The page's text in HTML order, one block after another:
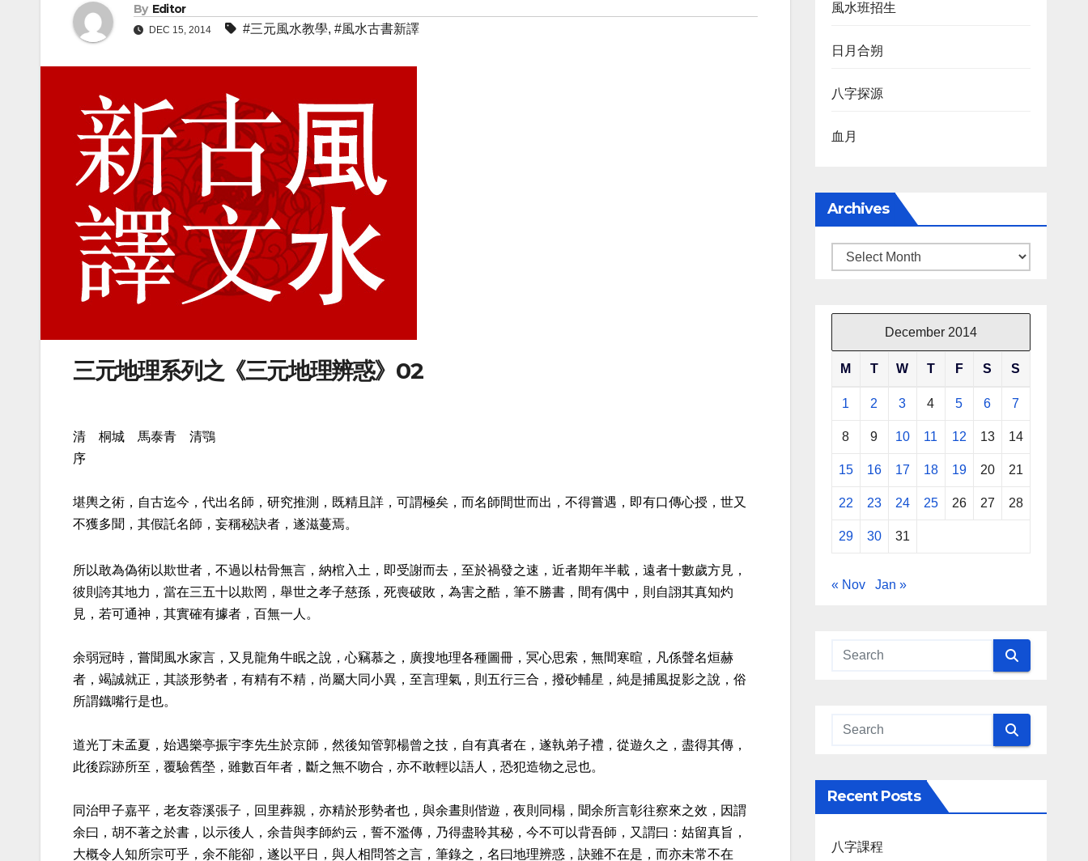
By Editor
DEC 15, 2014 #三元風水教學, #風水古書新譯
三元地理系列之《三元地理辨惑》02
清 桐城 馬泰青 清鶚
序
堪輿之術，自古迄今，代出名師，研究推測，既精且詳，可謂極矣，而名師間世而出，不得嘗遇，即有口傳心授，世又
不獲多聞，其假託名師，妄稱秘訣者，遂滋蔓焉。
所以敢為偽術以欺世者，不過以枯骨無言，納棺入土，即受謝而去，至於禍發之速，近者期年半載，遠者十數歲方見，
彼則誇其地力，當在三五十以欺罔，舉世之孝子慈孫，死喪破敗，為害之酷，筆不勝書，間有偶中，則自詡其真知灼
見，若可通神，其實確有據者，百無一人。
余弱冠時，嘗聞風水家言，又見龍角牛眠之說，心竊慕之，廣搜地理各種圖冊，冥心思索，無間寒暄，凡係聲名烜赫
者，竭誠就正，其談形勢者，有精有不精，尚屬大同小異，至言理氣，則五行三合，撥砂輔星，純是捕風捉影之說，俗
所謂鐡嘴行是也。
道光丁未孟夏，始遇樂亭振宇李先生於京師，然後知管郭楊曾之技，自有真者在，遂執弟子禮，從遊久之，盡得其傳，
此後踪跡所至，覆驗舊塋，雖數百年者，斷之無不吻合，亦不敢輕以語人，恐犯造物之忌也。
同治甲子嘉平，老友蓉溪張子，回里葬親，亦精於形勢者也，與余晝則偕遊，夜則同榻，聞余所言彰往察來之效，因謂
余曰，胡不著之於書，以示後人，余昔與李師約云，誓不濫傳，乃得盡聆其秘，今不可以背吾師，又謂曰：姑留真旨，
大概令人知所宗可乎，余不能卻，遂以平日，與人相問答之言，筆錄之，名曰地理辨惑，訣雖不在是，而亦未常不在
風水班招生
日月合朔
八字探源
血月
Archives
Archives
December 2014
M T W T F S S
1 2 3 4 5 6 7
8 9 10 11 12 13 14
15 16 17 18 19 20 21
22 23 24 25 26 27 28
29 30 31
« Nov Jan »
Recent Posts
八字課程